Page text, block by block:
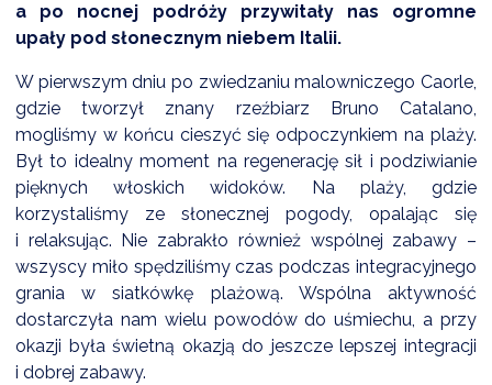
CZYSTE POWIETRZE
EWIDENCJA EMISYJNOŚCI BUDYNKÓW (CEEB)
a po nocnej podróży przywitały nas ogromne
upały pod słonecznym niebem Italii.
W pierwszym dniu po zwiedzaniu malowniczego Caorle,
gdzie tworzył znany rzeźbiarz Bruno Catalano,
mogliśmy w końcu cieszyć się odpoczynkiem na plaży.
Był to idealny moment na regenerację sił i podziwianie
pięknych włoskich widoków. Na plaży, gdzie
korzystaliśmy ze słonecznej pogody, opalając się
i relaksując. Nie zabrakło również wspólnej zabawy –
wszyscy miło spędziliśmy czas podczas integracyjnego
grania w siatkówkę plażową. Wspólna aktywność
dostarczyła nam wielu powodów do uśmiechu, a przy
okazji była świetną okazją do jeszcze lepszej integracji
i dobrej zabawy.